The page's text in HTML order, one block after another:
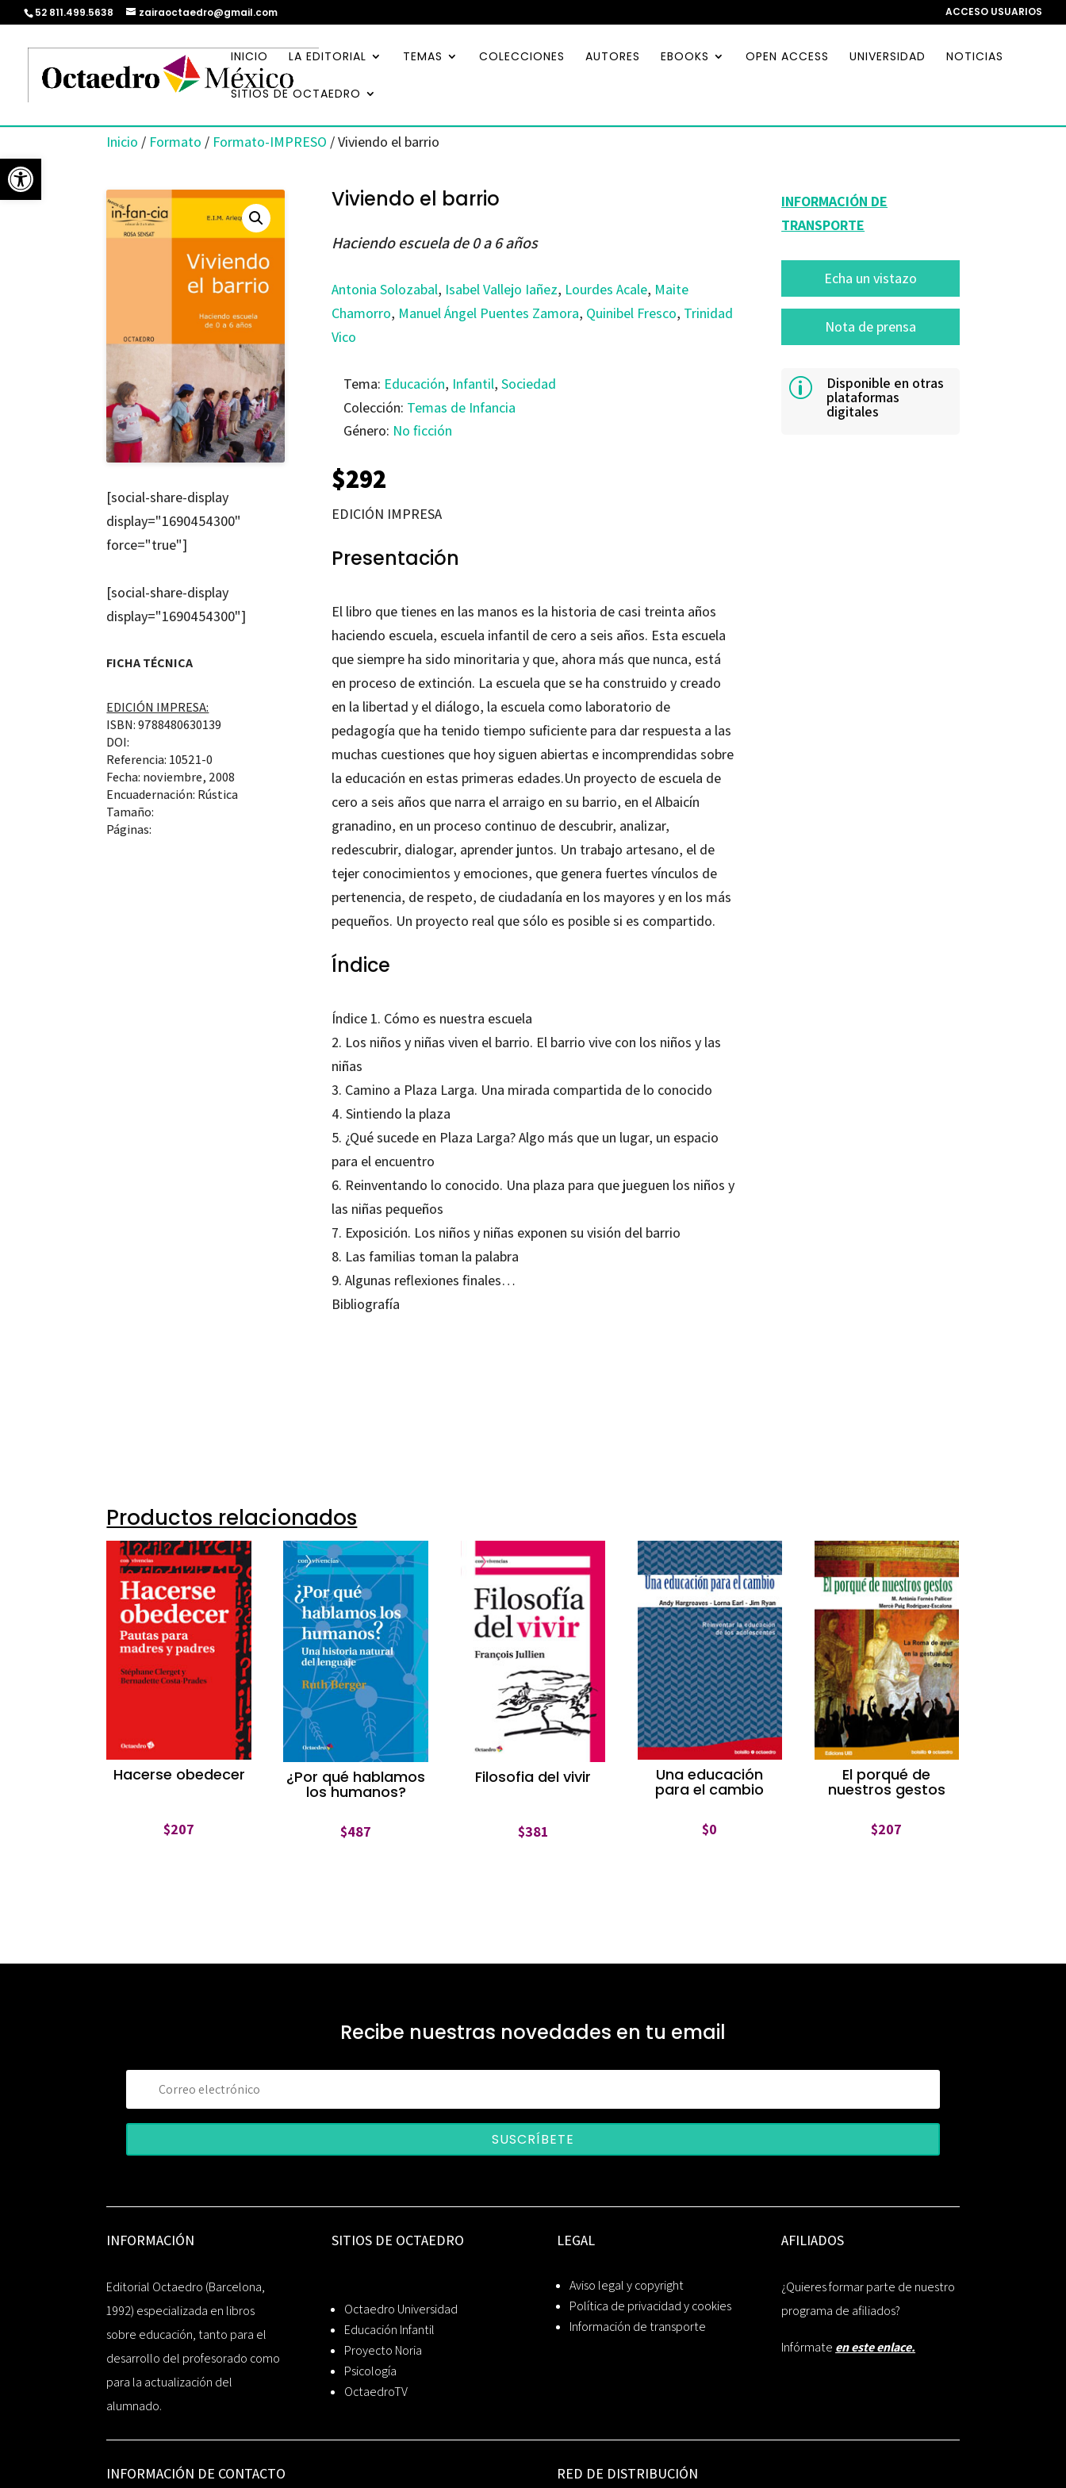
Abrir barra de herramientas
52 811.499.5638 zairaoctaedro@gmail.com ACCESO USUARIOS
INICIO LA EDITORIAL TEMAS COLECCIONES AUTORES EBOOKS OPEN ACCESS UNIVERSIDAD NOTICIAS
SITIOS DE OCTAEDRO
Inicio / Formato / Formato-IMPRESO / Viviendo el barrio
[social-share-display
display="1690454300"
force="true"]
[social-share-display
display="1690454300"]
FICHA TÉCNICA
EDICIÓN IMPRESA:
ISBN: 9788480630139
DOI:
Referencia: 10521-0
Fecha: noviembre, 2008
Encuadernación: Rústica
Tamaño:
Páginas:
Viviendo el barrio
Haciendo escuela de 0 a 6 años
Antonia Solozabal, Isabel Vallejo Iañez, Lourdes Acale, Maite
Chamorro, Manuel Ángel Puentes Zamora, Quinibel Fresco, Trinidad
Vico
Tema: Educación, Infantil, Sociedad
Colección: Temas de Infancia
Género: No ficción
$292
EDICIÓN IMPRESA
Presentación
El libro que tienes en las manos es la historia de casi treinta años
haciendo escuela, escuela infantil de cero a seis años. Esta escuela
que siempre ha sido minoritaria y que, ahora más que nunca, está
en proceso de extinción. La escuela que se ha construido y creado
en la libertad y el diálogo, la escuela como laboratorio de
pedagogía que ha tenido tiempo suficiente para dar respuesta a las
muchas cuestiones que hoy siguen abiertas e incomprendidas sobre
la educación en estas primeras edades.Un proyecto de escuela de
cero a seis años que narra el arraigo en su barrio, en el Albaicín
granadino, en un proceso continuo de descubrir, analizar,
redescubrir, dialogar, aprender juntos. Un trabajo artesano, el de
tejer conocimientos y emociones, que genera fuertes vínculos de
pertenencia, de respeto, de ciudadanía en los mayores y en los más
pequeños. Un proyecto real que sólo es posible si es compartido.
Índice
Índice 1. Cómo es nuestra escuela
2. Los niños y niñas viven el barrio. El barrio vive con los niños y las
niñas
3. Camino a Plaza Larga. Una mirada compartida de lo conocido
4. Sintiendo la plaza
5. ¿Qué sucede en Plaza Larga? Algo más que un lugar, un espacio
para el encuentro
6. Reinventando lo conocido. Una plaza para que jueguen los niños y
las niñas pequeños
7. Exposición. Los niños y niñas exponen su visión del barrio
8. Las familias toman la palabra
9. Algunas reflexiones finales…
Bibliografía
INFORMACIÓN DE
TRANSPORTE
Echa un vistazo
Nota de prensa
p Disponible en otras
plataformas
digitales
Productos relacionados
Hacerse obedecer
$207
¿Por qué hablamos
los humanos?
$487
Filosofia del vivir
$381
Una educación
para el cambio
$0
El porqué de
nuestros gestos
$207
Recibe nuestras novedades en tu email
SUSCRÍBETE
INFORMACIÓN
Editorial Octaedro (Barcelona,
1992) especializada en libros
sobre educación, tanto para el
desarrollo del profesorado como
para la actualización del
alumnado.
SITIOS DE OCTAEDRO
Octaedro Universidad
Educación Infantil
Proyecto Noria
Psicología
OctaedroTV
LEGAL
Aviso legal y copyright
Política de privacidad y cookies
Información de transporte
AFILIADOS
¿Quieres formar parte de nuestro
programa de afiliados?
Infórmate en este enlace.
INFORMACIÓN DE CONTACTO RED DE DISTRIBUCIÓN